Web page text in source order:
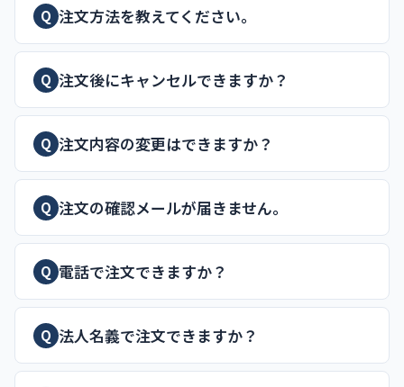
Q 注文方法を教えてください。
Q 注文後にキャンセルできますか？
Q 注文内容の変更はできますか？
Q 注文の確認メールが届きません。
Q 電話で注文できますか？
Q 法人名義で注文できますか？